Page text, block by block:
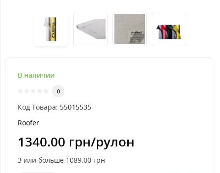
В наличии
0
Код Товара: 55015535
Roofer
1340.00 грн/рулон
3 или больше 1089.00 грн